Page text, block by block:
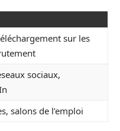
sur les
sociaux,
salons de l’emploi